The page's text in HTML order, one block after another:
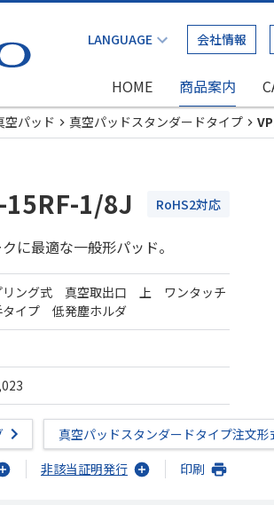
会社情報
HOME 商品案内
空パッド 真空パッドスタンダードタイプ
15RF-1/8J RoHS2対応
に最適な一般形パッド。
リング式 真空取出口 上 ワンタッチ
タイプ 低発塵ホルダ
真空パッドスタンダードタイプ注文形
非該当証明発行 印刷